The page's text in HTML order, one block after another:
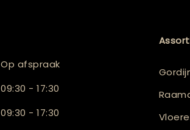
Op afspraak
09:30 - 17:30
09:30 - 17:30